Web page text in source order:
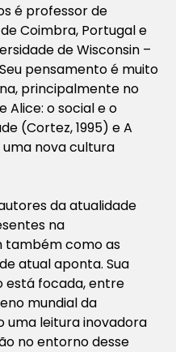
é professor de
Coimbra, Portugal e
de Wisconsin –
pensamento é muito
principalmente no
Alice: o social e o
(Cortez, 1995) e A
nova cultura
da atualidade
na
também como as
atual aponta. Sua
está focada, entre
mundial da
uma leitura inovadora
no entorno desse